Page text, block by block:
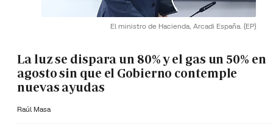
El ministro de Hacienda, Arcadi España. (EP)
La luz se dispara un 80% y el gas un 50% en
agosto sin que el Gobierno contemple
nuevas ayudas
Raúl Masa